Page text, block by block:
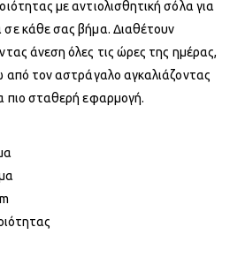
με αντιολισθητική σόλα για
κάθε σας βήμα. Διαθέτουν
άνεση όλες τις ώρες της ημέρας,
από τον αστράγαλο αγκαλιάζοντας
πιο σταθερή εφαρμογή.